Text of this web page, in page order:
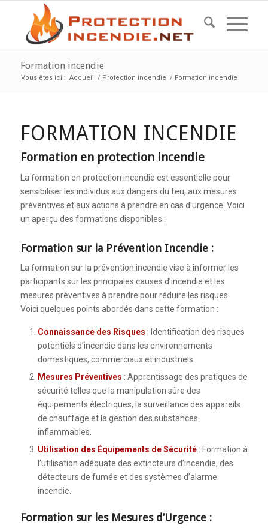
Formation incendie
Vous êtes ici : Accueil / Protection incendie / Formation incendie
FORMATION INCENDIE
Formation en protection incendie
La formation en protection incendie est essentielle pour
sensibiliser les individus aux dangers du feu, aux mesures
préventives et aux actions à prendre en cas d’urgence. Voici
un aperçu des formations disponibles :
Formation sur la Prévention Incendie :
La formation sur la prévention incendie vise à informer les
participants sur les principales causes d’incendie et les
mesures préventives à prendre pour réduire les risques.
Voici quelques points abordés dans cette formation :
Connaissance des Risques : Identification des risques
potentiels d’incendie dans les environnements
domestiques, commerciaux et industriels.
Mesures Préventives : Apprentissage des pratiques de
sécurité telles que la manipulation sûre des
équipements électriques, la surveillance des appareils
de chauffage et la gestion des substances
inflammables.
Utilisation des Équipements de Sécurité: Formation à
l’utilisation adéquate des extincteurs d’incendie, des
détecteurs de fumée et des systèmes d’alarme
incendie.
Formation sur les Mesures d’Urgence :